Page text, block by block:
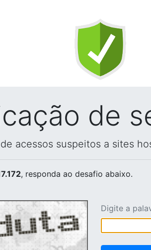
de
acessos suspeitos a sites
, responda ao desafio abaixo.
Digite a